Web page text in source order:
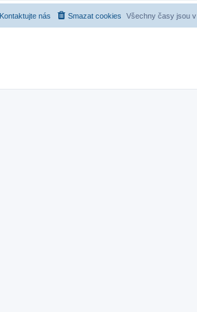
Všechny časy jsou v
Smazat cookies
Kontaktujte nás